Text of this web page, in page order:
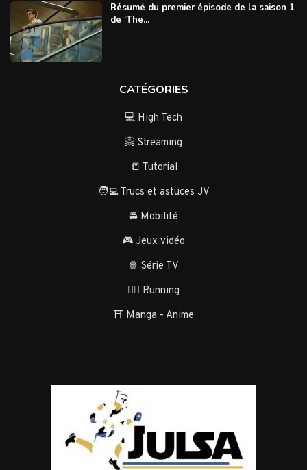
Résumé du premier épisode de la saison 1
de ‘The...
CATÉGORIES
💻 High Tech
📀 Streaming
📒 Tutorial
🧑‍💻 Trucs et astuces JV
🚘 Mobilité
🎮 Jeux vidéo
🍿 Série TV
🏃‍♂️ Running
⛩️ Manga - Anime